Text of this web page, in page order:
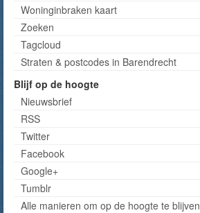
Woninginbraken kaart
Zoeken
Tagcloud
Straten & postcodes in Barendrecht
Blijf op de hoogte
Nieuwsbrief
RSS
Twitter
Facebook
Google+
Tumblr
Alle manieren om op de hoogte te blijven